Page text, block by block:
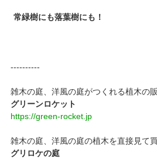
常緑樹にも落葉樹にも！
----------
雑木の庭、洋風の庭がつくれる植木の
グリーンロケット
https://green-rocket.jp
雑木の庭、洋風の庭の植木を直接見て
グリロケの庭